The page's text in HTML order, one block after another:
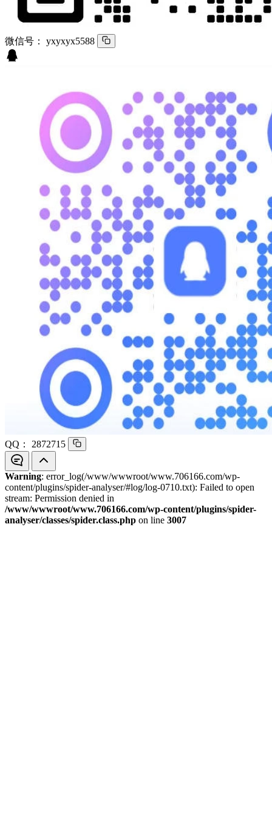
微信号： yxyxyx5588
QQ： 2872715
Warning: error_log(/www/wwwroot/www.706166.com/wp-
content/plugins/spider-analyser/#log/log-0710.txt): Failed to open
stream: Permission denied in
/www/wwwroot/www.706166.com/wp-content/plugins/spider-
analyser/classes/spider.class.php on line 3007